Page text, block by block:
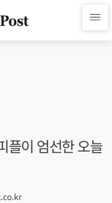
플이 엄선한 오늘